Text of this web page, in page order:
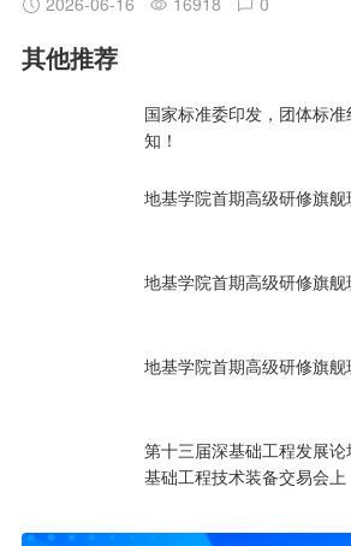
其他推荐
国家标准委印发，团体标
知！
地基学院首期高级研修旗
地基学院首期高级研修旗
地基学院首期高级研修旗
第十三届深基础工程发展
基础工程技术装备交易会上